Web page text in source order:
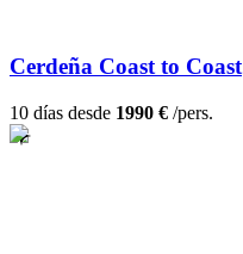
Cerdeña Coast to Coast
10 días desde 1990 € /pers.